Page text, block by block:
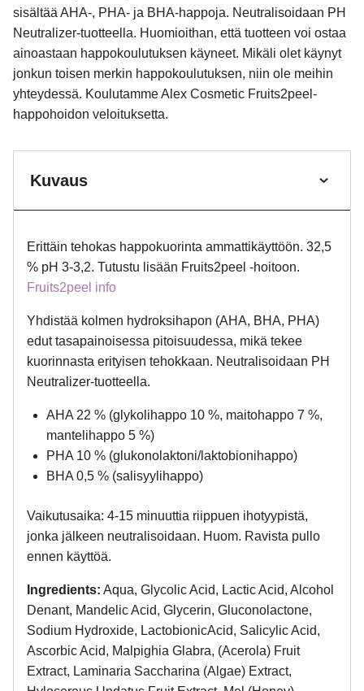
sisältää AHA-, PHA- ja BHA-happoja. Neutralisoidaan PH
Neutralizer-tuotteella. Huomioithan, että tuotteen voi ostaa
ainoastaan happokoulutuksen käyneet. Mikäli olet käynyt
jonkun toisen merkin happokoulutuksen, niin ole meihin
yhteydessä. Koulutamme Alex Cosmetic Fruits2peel-
happohoidon veloituksetta.
Kuvaus
Erittäin tehokas happokuorinta ammattikäyttöön. 32,5
% pH 3-3,2. Tutustu lisään Fruits2peel -hoitoon.
Fruits2peel info
Yhdistää kolmen hydroksihapon (AHA, BHA, PHA)
edut tasapainoisessa pitoisuudessa, mikä tekee
kuorinnasta erityisen tehokkaan. Neutralisoidaan PH
Neutralizer-tuotteella.
AHA 22 % (glykolihappo 10 %, maitohappo 7 %,
mantelihappo 5 %)
PHA 10 % (glukonolaktoni/laktobionihappo)
BHA 0,5 % (salisyylihappo)
Vaikutusaika: 4-15 minuuttia riippuen ihotyypistä,
jonka jälkeen neutralisoidaan. Huom. Ravista pullo
ennen käyttöä.
Ingredients: Aqua, Glycolic Acid, Lactic Acid, Alcohol
Denant, Mandelic Acid, Glycerin, Gluconolactone,
Sodium Hydroxide, LactobionicAcid, Salicylic Acid,
Ascorbic Acid, Malpighia Glabra, (Acerola) Fruit
Extract, Laminaria Saccharina (Algae) Extract,